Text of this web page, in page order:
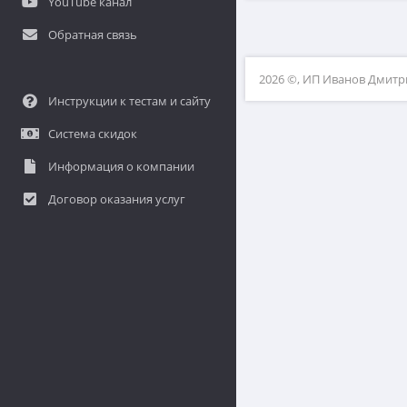
Обратная связь
Инструкции к тестам и сайту
Система скидок
Информация о компании
Договор оказания услуг
2026 ©, ИП Иванов